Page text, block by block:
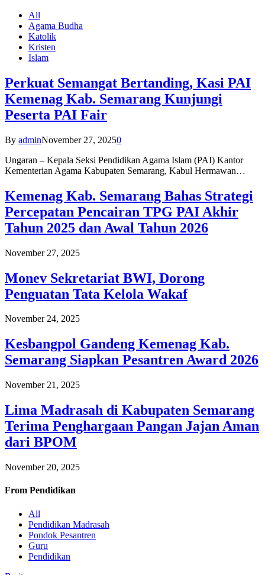
All
Agama Budha
Katolik
Kristen
Islam
Perkuat Semangat Bertanding, Kasi PAI
Kemenag Kab. Semarang Kunjungi
Peserta PAI Fair
By adminNovember 27, 20250
Ungaran – Kepala Seksi Pendidikan Agama Islam (PAI) Kantor
Kementerian Agama Kabupaten Semarang, Kabul Hermawan…
Kemenag Kab. Semarang Bahas Strategi
Percepatan Pencairan TPG PAI Akhir
Tahun 2025 dan Awal Tahun 2026
November 27, 2025
Monev Sekretariat BWI, Dorong
Penguatan Tata Kelola Wakaf
November 24, 2025
Kesbangpol Gandeng Kemenag Kab.
Semarang Siapkan Pesantren Award 2026
November 21, 2025
Lima Madrasah di Kabupaten Semarang
Terima Penghargaan Pangan Jajan Aman
dari BPOM
November 20, 2025
From Pendidikan
All
Pendidikan Madrasah
Pondok Pesantren
Guru
Pendidikan